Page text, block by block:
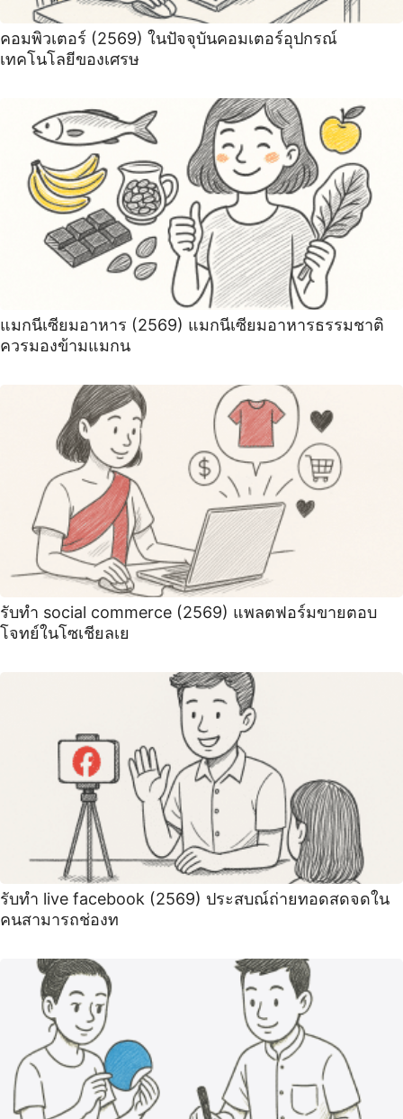
คอมพิวเตอร์ (2569) ในปัจจุบันคอมเตอร์อุปกรณ์
เทคโนโลยีของเศรษ
แมกนีเซียมอาหาร (2569) แมกนีเซียมอาหารธรรมชาติ
ควรมองข้ามแมกน
รับทำ social commerce (2569) แพลตฟอร์มขายตอบ
โจทย์ในโซเชียลเย
รับทำ live facebook (2569) ประสบณ์ถ่ายทอดสดจดใน
คนสามารถช่องท